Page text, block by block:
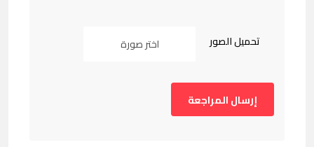
تحميل الصور اختر صورة